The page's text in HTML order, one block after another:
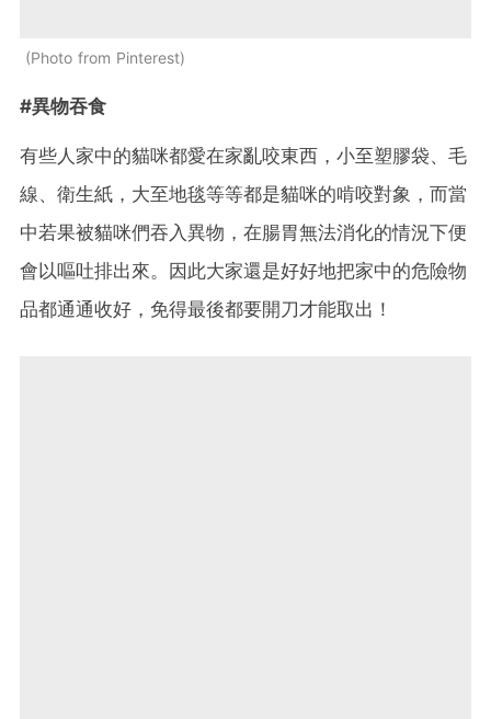
Photo from Pinterest
#異物吞食
有些人家中的貓咪都愛在家亂咬東西，小至塑膠袋、毛
線、衛生紙，大至地毯等等都是貓咪的啃咬對象，而當
中若果被貓咪們吞入異物，在腸胃無法消化的情況下便
會以嘔吐排出來。因此大家還是好好地把家中的危險物
品都通通收好，免得最後都要開刀才能取出！